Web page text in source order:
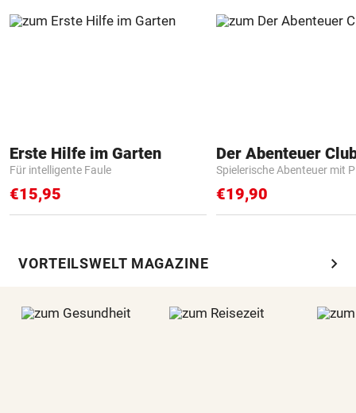
Erste Hilfe im Garten
Für intelligente Faule
€15,95
Der Abenteuer
Spielerische Abenteuer mit
€19,90
VORTEILSWELT MAGAZINE chevron_right